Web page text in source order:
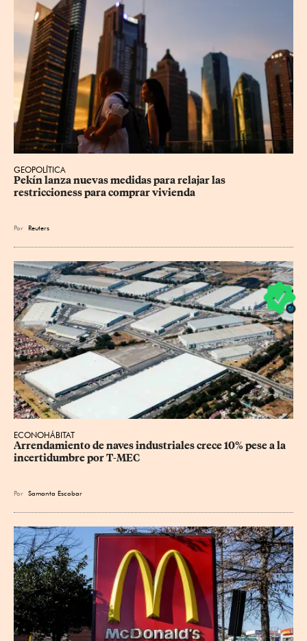
GEOPOLÍTICA
Pekín lanza nuevas medidas para relajar ⁠las
restriccioness para comprar vivienda
Por Reuters
ECONOHÁBITAT
Arrendamiento de naves industriales crece 10% pese a la
incertidumbre por T-MEC
Por Samanta Escobar